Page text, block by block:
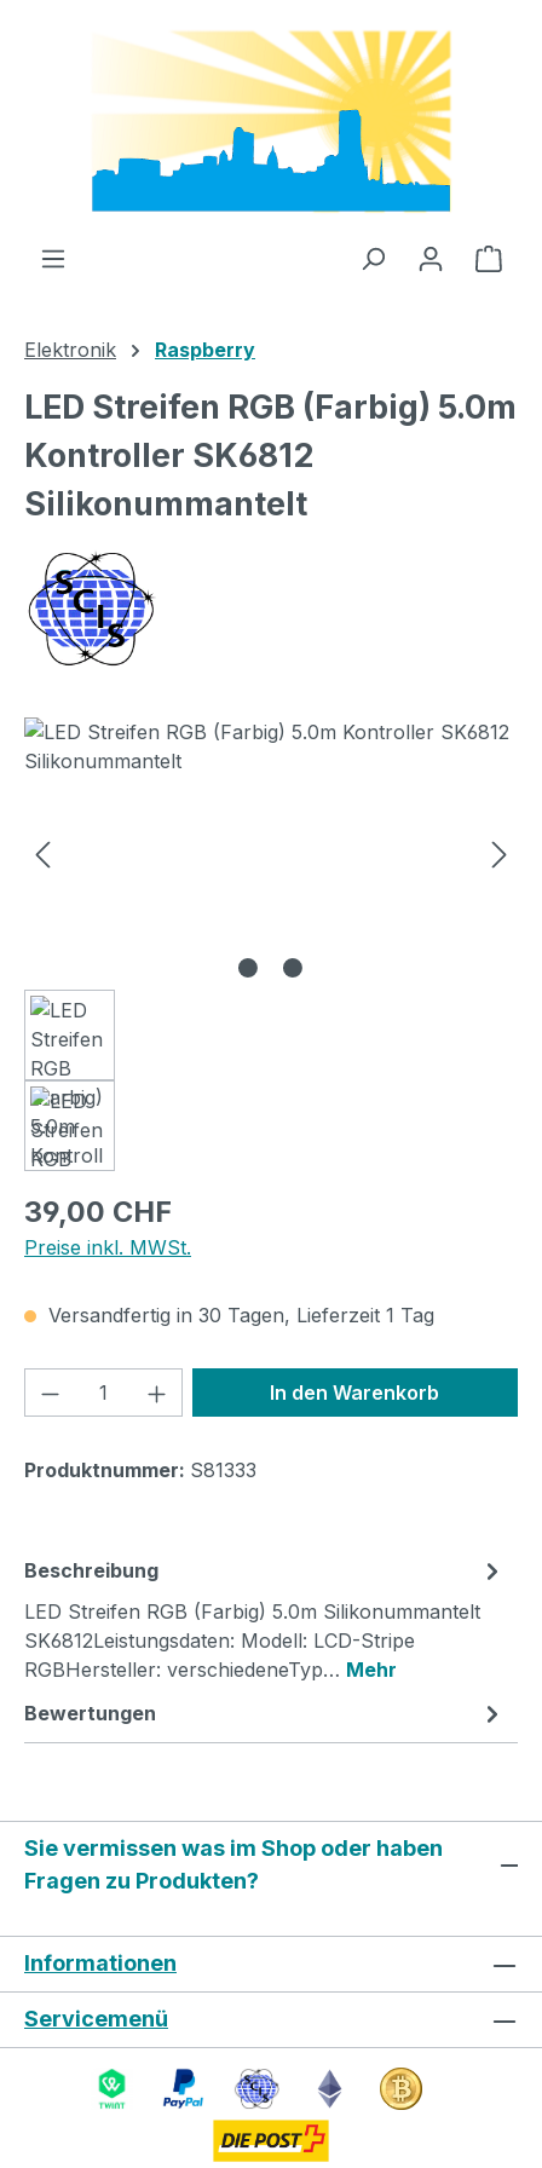
Zum Hauptinhalt springen
Elektronik Raspberry
LED Streifen RGB (Farbig) 5.0m
Kontroller SK6812
Silikonummantelt
Bildergalerie überspringen
Regulärer Preis:
39,00 CHF
Preise inkl. MWSt.
Versandfertig in 30 Tagen, Lieferzeit 1 Tag
Produkt Anzahl: Gib denIn den Warenkorb
Produktnummer: S81333
Beschreibung
LED Streifen RGB (Farbig) 5.0m Silikonummantelt
SK6812Leistungsdaten: Modell: LCD-Stripe
RGBHersteller: verschiedeneTyp… Mehr
Bewertungen
Sie vermissen was im Shop oder haben
Fragen zu Produkten?
Informationen
Servicemenü